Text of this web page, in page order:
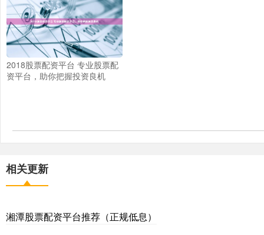
2018股票配资平台 专业股票配
资平台，助你把握投资良机
相关更新
湘潭股票配资平台推荐（正规低息）